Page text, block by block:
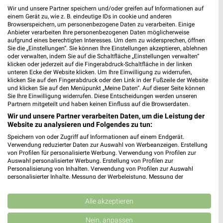
19,3 km
Summer Days
Gültig bis Di. 01.09.
28,8 km
Angebote ab 08.08.
Gültig bis Fr. 21.08.
Tchibo Kik
Wir und unsere Partner speichern und/oder greifen auf Informationen auf
einem Gerät zu, wie z. B. eindeutige IDs in cookie und anderen
Browserspeichern, um personenbezogene Daten zu verarbeiten. Einige
Anbieter verarbeiten Ihre personenbezogenen Daten möglicherweise
aufgrund eines berechtigten Interesses. Um dem zu widersprechen, öffnen
Sie die „Einstellungen“. Sie können Ihre Einstellungen akzeptieren, ablehnen
oder verwalten, indem Sie auf die Schaltfläche „Einstellungen verwalten“
klicken oder jederzeit auf die Fingerabdruck-Schaltfläche in der linken
unteren Ecke der Website klicken. Um Ihre Einwilligung zu widerrufen,
klicken Sie auf den Fingerabdruck oder den Link in der Fußzeile der Website
und klicken Sie auf den Menüpunkt „Meine Daten“. Auf dieser Seite können
Sie Ihre Einwilligung widerrufen. Diese Entscheidungen werden unseren
Partnern mitgeteilt und haben keinen Einfluss auf die Browserdaten.
Wir und unsere Partner verarbeiten Daten, um die Leistung der
Website zu analysieren und Folgendes zu tun:
Speichern von oder Zugriff auf Informationen auf einem Endgerät.
Verwendung reduzierter Daten zur Auswahl von Werbeanzeigen. Erstellung
von Profilen für personalisierte Werbung. Verwendung von Profilen zur
Auswahl personalisierter Werbung. Erstellung von Profilen zur
Personalisierung von Inhalten. Verwendung von Profilen zur Auswahl
personalisierter Inhalte. Messung der Werbeleistung. Messung der
Kombinationen von Daten aus verschiedenen Quellen. Entwicklung und
Verbesserung der Angebote. Verwendung reduzierter Daten zur Auswahl
von Inhalten.
Daten können außerhalb der Europäischen Union weitergegeben und in die
Alle akzeptieren
Nein, anpassen